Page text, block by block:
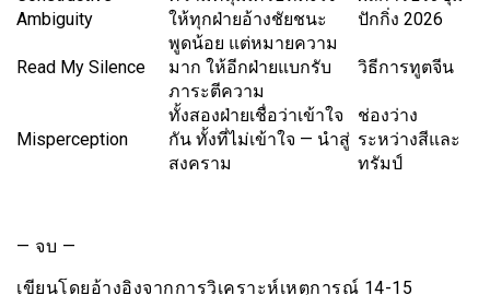
Ambiguity
ให้ทุกฝ่ายอ้างชัยชนะ
ปักกิ่ง 2026
Read My Silence
พูดน้อย แต่หมายความ
มาก ให้อีกฝ่ายแบกรับ
ภาระตีความ
วิธีการทูตจีน
Misperception
ทั้งสองฝ่ายเชื่อว่าเข้าใจ
กัน ทั้งที่ไม่เข้าใจ — นำสู่
สงคราม
ช่องว่าง
ระหว่างสีและ
ทรัมป์
— จบ —
เขียนโดยอ้างอิงจากการวิเคราะห์เหตุการณ์ 14-15